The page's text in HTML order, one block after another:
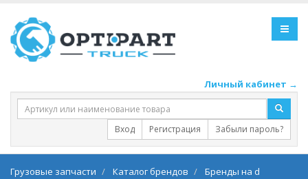
Личный кабинет →
Вход Регистрация Забыли пароль?
Грузовые запчасти Каталог брендов
Бренды на d